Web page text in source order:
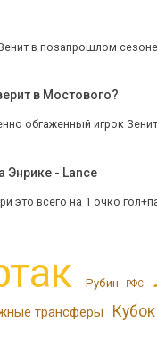
в позапрошлом
в Мостового?
обгаженный игрок
Энрике - Lance
это всего на 1 очко
Рубин РФС
трансферы